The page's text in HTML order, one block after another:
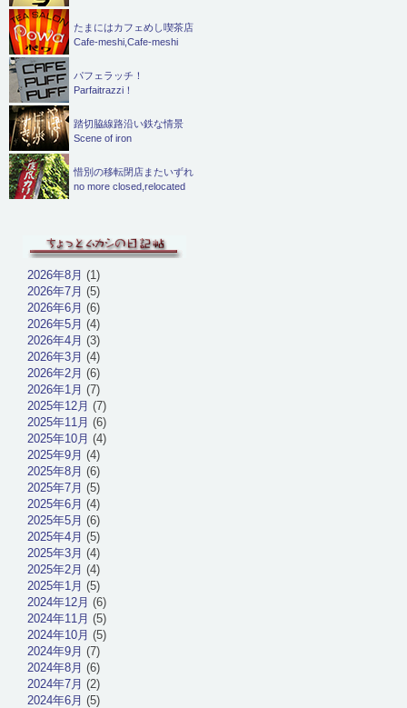
たまにはカフェめし喫茶店
Cafe-meshi,Cafe-meshi
パフェラッチ！
Parfaitrazzi！
踏切脇線路沿い鉄な情景
Scene of iron
惜別の移転閉店またいずれ
no more closed,relocated
2026年8月 (1)
2026年7月 (5)
2026年6月 (6)
2026年5月 (4)
2026年4月 (3)
2026年3月 (4)
2026年2月 (6)
2026年1月 (7)
2025年12月 (7)
2025年11月 (6)
2025年10月 (4)
2025年9月 (4)
2025年8月 (6)
2025年7月 (5)
2025年6月 (4)
2025年5月 (6)
2025年4月 (5)
2025年3月 (4)
2025年2月 (4)
2025年1月 (5)
2024年12月 (6)
2024年11月 (5)
2024年10月 (5)
2024年9月 (7)
2024年8月 (6)
2024年7月 (2)
2024年6月 (5)